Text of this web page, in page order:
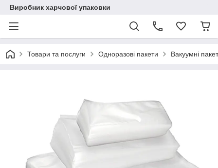
Виробник харчової упаковки
Товари та послуги Одноразові пакети Вакуумні